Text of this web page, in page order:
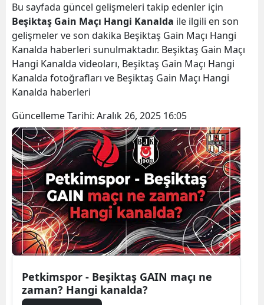
Bu sayfada güncel gelişmeleri takip edenler için
Beşiktaş Gain Maçı Hangi Kanalda ile ilgili en son
gelişmeler ve son dakika Beşiktaş Gain Maçı Hangi
Kanalda haberleri sunulmaktadır. Beşiktaş Gain Maçı
Hangi Kanalda videoları, Beşiktaş Gain Maçı Hangi
Kanalda fotoğrafları ve Beşiktaş Gain Maçı Hangi
Kanalda haberleri
Güncelleme Tarihi: Aralık 26, 2025 16:05
Petkimspor - Beşiktaş GAIN maçı ne
zaman? Hangi kanalda?